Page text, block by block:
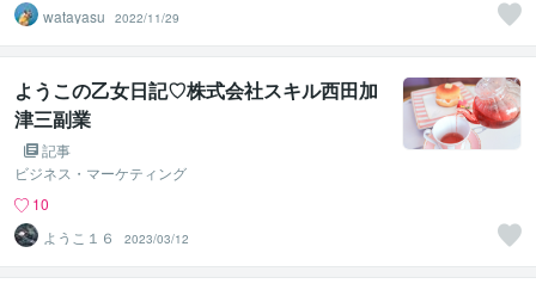
watayasu
2022/11/29
ようこの乙女日記♡株式会社スキル西田加
津三副業
記事
ビジネス・マーケティング
10
ようこ１６
2023/03/12